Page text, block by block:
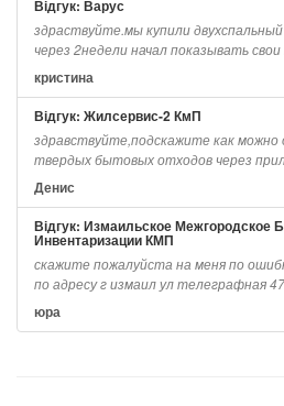
Відгук: Варус
здраствуйте.мы купили
через 2недели начал показывать
кристина
Відгук: Жилсервис-2 КмП
здравствуйте,подскажите как можно
твердых бытовых отходов через
Денис
Відгук: Измаильское Межгородское
Инвентаризации КМП
скажите пожалуйста на меня по
по адресу г измаил ул телеграфная
юра